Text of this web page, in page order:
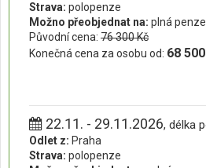
Strava: polopenze
Možno přeobjednat na: plná
Původní cena: 76 300 Kč
Konečná cena za osobu od: 68 500
22.11. - 29.11.2026, délka
Odlet z: Praha
Strava: polopenze